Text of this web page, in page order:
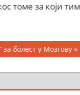
томе за који тим
за болест у Мозгову